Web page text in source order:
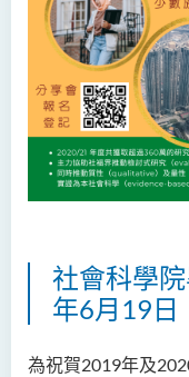
社會科學
年6月19日
為祝賀2019年及